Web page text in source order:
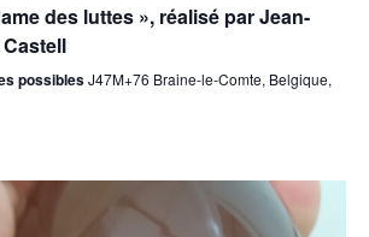
des luttes », réalisé par Jean-
possiblesJ47M+76 Braine-le-Comte, Belgique,